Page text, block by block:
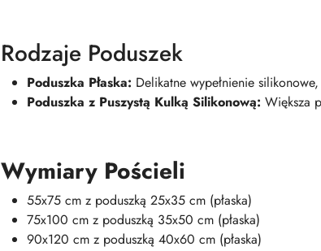
Rodzaje Poduszek
Poduszka Płaska: Delikatne wypełnienie
Poduszka z Puszystą Kulką Silikonową: Większa
Wymiary Pościeli
55x75 cm z poduszką 25x35 cm (płaska)
75x100 cm z poduszką 35x50 cm (płaska)
90x120 cm z poduszką 40x60 cm (płaska)